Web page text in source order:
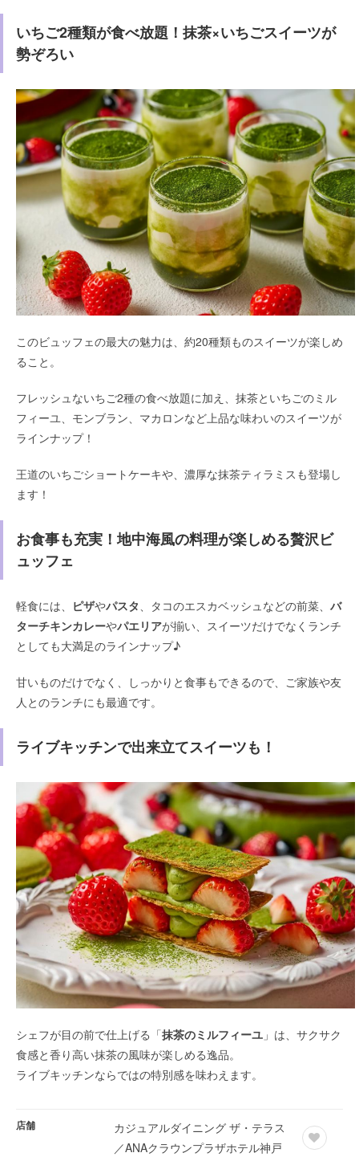
いちご2種類が食べ放題！抹茶×いちごスイーツが
勢ぞろい
このビュッフェの最大の魅力は、約20種類ものスイーツが楽しめ
ること。
フレッシュないちご2種の食べ放題に加え、抹茶といちごのミル
フィーユ、モンブラン、マカロンなど上品な味わいのスイーツが
ラインナップ！
王道のいちごショートケーキや、濃厚な抹茶ティラミスも登場し
ます！
お食事も充実！地中海風の料理が楽しめる贅沢ビ
ュッフェ
軽食には、 ピザやパスタ、タコのエスカベッシュなどの前菜、 バ
ターチキンカレーやパエリアが揃い、スイーツだけでなくランチ
としても大満足のラインナップ♪
甘いものだけでなく、しっかりと食事もできるので、ご家族や友
人とのランチにも最適です。
ライブキッチンで出来立てスイーツも！
シェフが目の前で仕上げる「抹茶のミルフィーユ 」は、サクサク
食感と香り高い抹茶の風味が楽しめる逸品。
ライブキッチンならではの特別感を味わえます。
店舗
カジュアルダイニング ザ・テラス
／ANAクラウンプラザホテル神戸